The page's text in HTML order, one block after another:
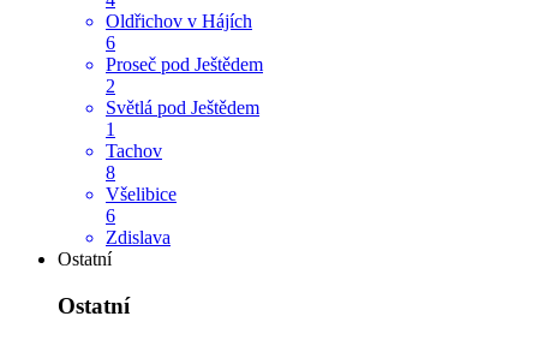
Oldřichov v Hájích
6
Proseč pod Ještědem
2
Světlá pod Ještědem
1
Tachov
8
Všelibice
6
Zdislava
Ostatní
Ostatní